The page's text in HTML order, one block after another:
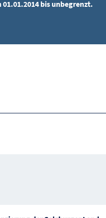
bis unbegrenzt.